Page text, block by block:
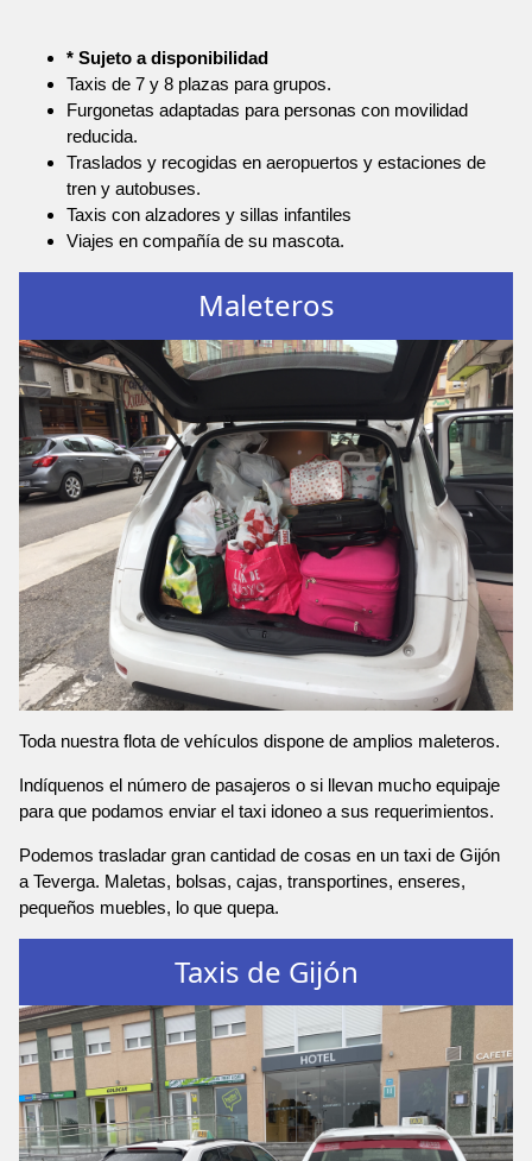
* Sujeto a disponibilidad
Taxis de 7 y 8 plazas para grupos.
Furgonetas adaptadas para personas con movilidad
reducida.
Traslados y recogidas en aeropuertos y estaciones de
tren y autobuses.
Taxis con alzadores y sillas infantiles
Viajes en compañía de su mascota.
Maleteros
Toda nuestra flota de vehículos dispone de amplios maleteros.
Indíquenos el número de pasajeros o si llevan mucho equipaje
para que podamos enviar el taxi idoneo a sus requerimientos.
Podemos trasladar gran cantidad de cosas en un taxi de Gijón
a Teverga. Maletas, bolsas, cajas, transportines, enseres,
pequeños muebles, lo que quepa.
Taxis de Gijón